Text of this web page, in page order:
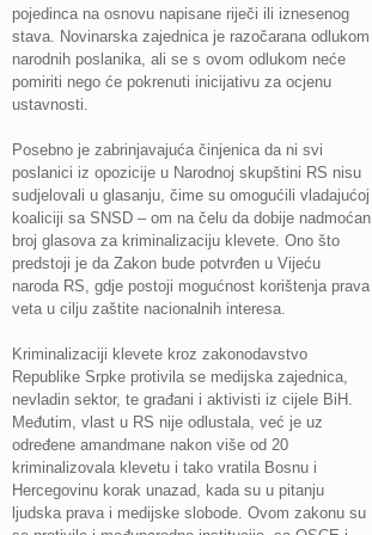
pojedinca na osnovu napisane riječi ili iznesenog
stava. Novinarska zajednica je razočarana odlukom
narodnih poslanika, ali se s ovom odlukom neće
pomiriti nego će pokrenuti inicijativu za ocjenu
ustavnosti.
Posebno je zabrinjavajuća činjenica da ni svi
poslanici iz opozicije u Narodnoj skupštini RS nisu
sudjelovali u glasanju, čime su omogućili vladajućoj
koaliciji sa SNSD – om na čelu da dobije nadmoćan
broj glasova za kriminalizaciju klevete. Ono što
predstoji je da Zakon bude potvrđen u Vijeću
naroda RS, gdje postoji mogućnost korištenja prava
veta u cilju zaštite nacionalnih interesa.
Kriminalizaciji klevete kroz zakonodavstvo
Republike Srpke protivila se medijska zajednica,
nevladin sektor, te građani i aktivisti iz cijele BiH.
Međutim, vlast u RS nije odlustala, već je uz
određene amandmane nakon više od 20
kriminalizovala klevetu i tako vratila Bosnu i
Hercegovinu korak unazad, kada su u pitanju
ljudska prava i medijske slobode. Ovom zakonu su